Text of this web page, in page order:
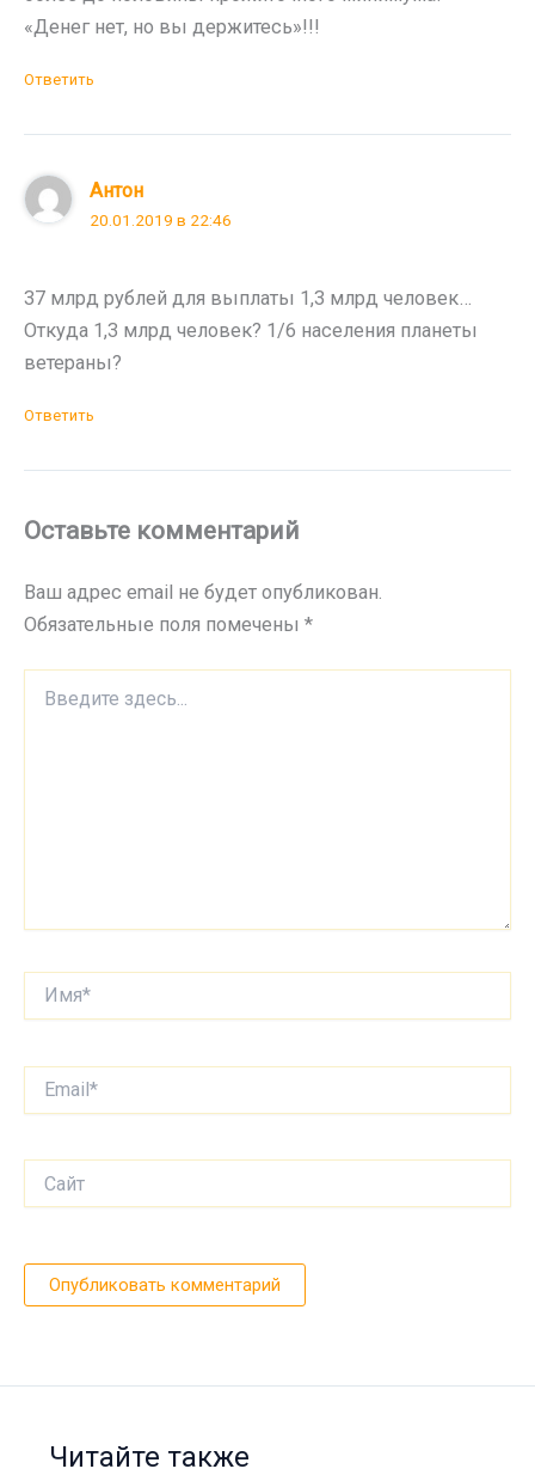
«Денег нет, но вы держитесь»!!!
Ответить
Антон
20.01.2019 в 22:46
37 млрд рублей для выплаты 1,3 млрд человек…
Откуда 1,3 млрд человек? 1/6 населения планеты
ветераны?
Ответить
Оставьте комментарий
Ваш адрес email не будет опубликован.
Обязательные поля помечены *
здесь...
Читайте также